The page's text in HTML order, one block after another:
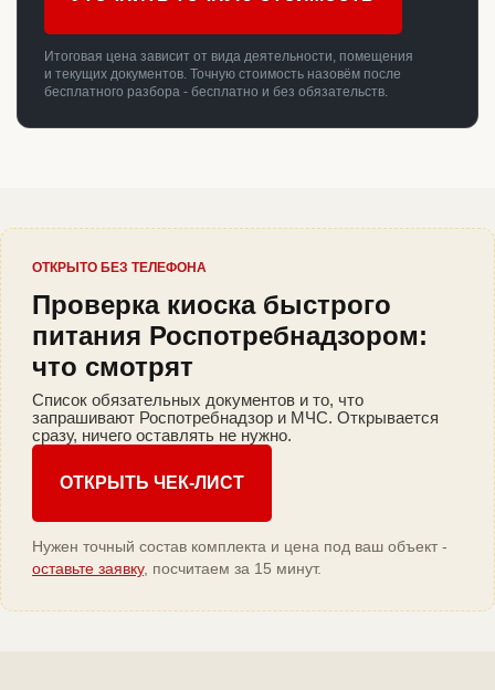
Итоговая цена зависит от вида деятельности, помещения
и текущих документов. Точную стоимость назовём после
бесплатного разбора - бесплатно и без обязательств.
ОТКРЫТО БЕЗ ТЕЛЕФОНА
Проверка киоска быстрого
питания Роспотребнадзором:
что смотрят
Список обязательных документов и то, что
запрашивают Роспотребнадзор и МЧС. Открывается
сразу, ничего оставлять не нужно.
ОТКРЫТЬ ЧЕК-ЛИСТ
Нужен точный состав комплекта и цена под ваш объект -
оставьте заявку, посчитаем за 15 минут.